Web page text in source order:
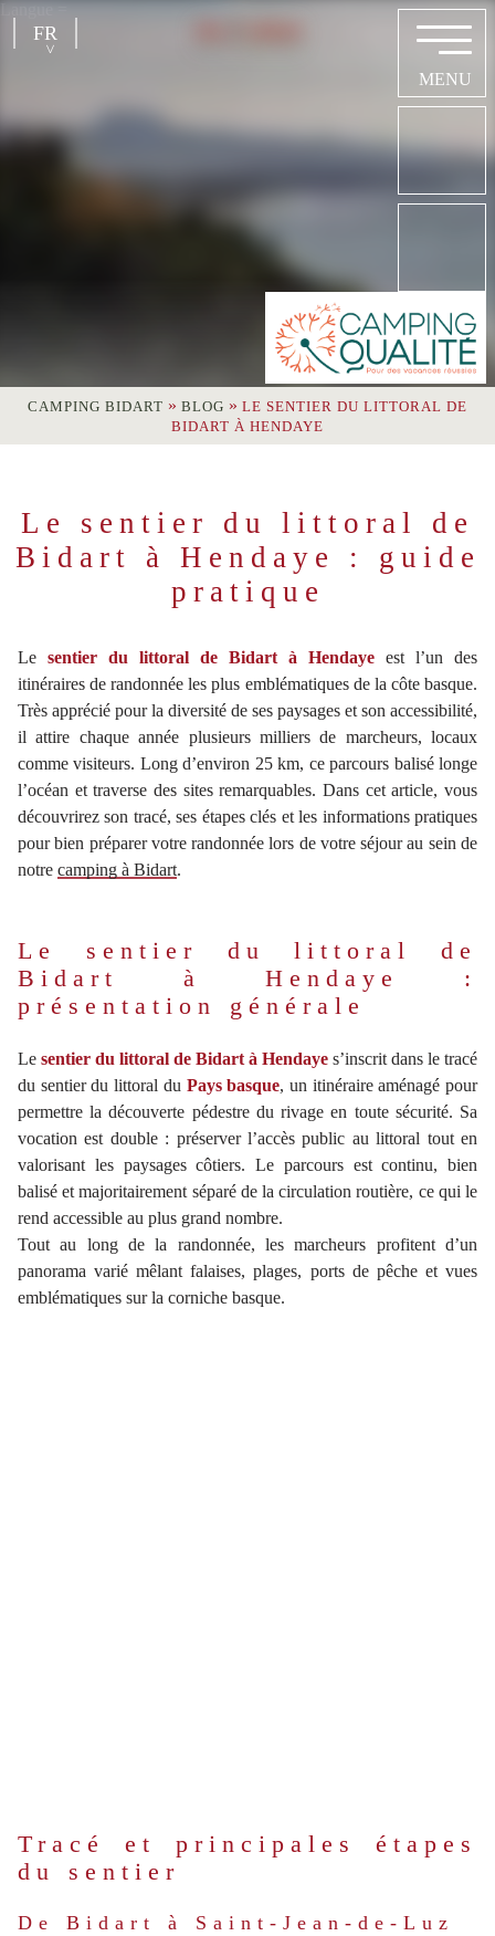
FR
Langue =
CAMPING BIDART » BLOG » LE SENTIER DU LITTORAL DE
BIDART À HENDAYE
Le sentier du littoral de
Bidart à Hendaye : guide
pratique
Le sentier du littoral de Bidart à Hendaye est l’un des
itinéraires de randonnée les plus emblématiques de la côte basque.
Très apprécié pour la diversité de ses paysages et son accessibilité,
il attire chaque année plusieurs milliers de marcheurs, locaux
comme visiteurs. Long d’environ 25 km, ce parcours balisé longe
l’océan et traverse des sites remarquables. Dans cet article, vous
découvrirez son tracé, ses étapes clés et les informations pratiques
pour bien préparer votre randonnée lors de votre séjour au sein de
notre camping à Bidart.
Le sentier du littoral de
Bidart à Hendaye :
présentation générale
Le sentier du littoral de Bidart à Hendaye s’inscrit dans le tracé
du sentier du littoral du Pays basque, un itinéraire aménagé pour
permettre la découverte pédestre du rivage en toute sécurité. Sa
vocation est double : préserver l’accès public au littoral tout en
valorisant les paysages côtiers. Le parcours est continu, bien
balisé et majoritairement séparé de la circulation routière, ce qui le
rend accessible au plus grand nombre.
Tout au long de la randonnée, les marcheurs profitent d’un
panorama varié mêlant falaises, plages, ports de pêche et vues
emblématiques sur la corniche basque.
Tracé et principales étapes
du sentier
De Bidart à Saint-Jean-de-Luz